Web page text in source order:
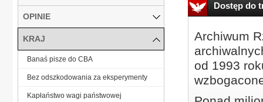
Dostęp do
Archiwum
od 1993
OPINIE
KRAJ
Banaś pisze do CBA
Bez odszkodowania za eksperymenty
Kapłaństwo wagi państwowej